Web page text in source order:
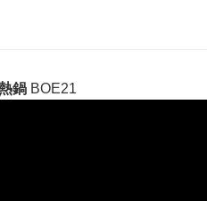
鍋 BOE21